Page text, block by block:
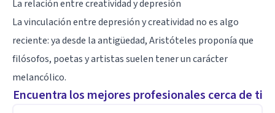
La relación entre creatividad y depresión
La vinculación entre depresión y creatividad no es algo
reciente: ya desde la antigüedad,Aristóteles proponía que
filósofos, poetas y artistas suelen tener un carácter
melancólico.
Encuentra los mejores profesionales cerca de ti